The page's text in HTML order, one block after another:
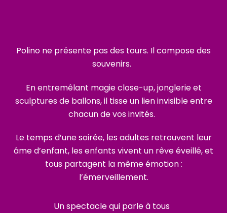
Polino ne présente pas des tours. Il compose des
souvenirs.
En entremêlant magie close-up, jonglerie et
sculptures de ballons, il tisse un lien invisible entre
chacun de vos invités.
Le temps d’une soirée, les adultes retrouvent leur
âme d’enfant, les enfants vivent un rêve éveillé, et
tous partagent la même émotion :
l’émerveillement.
Un spectacle qui parle à tous